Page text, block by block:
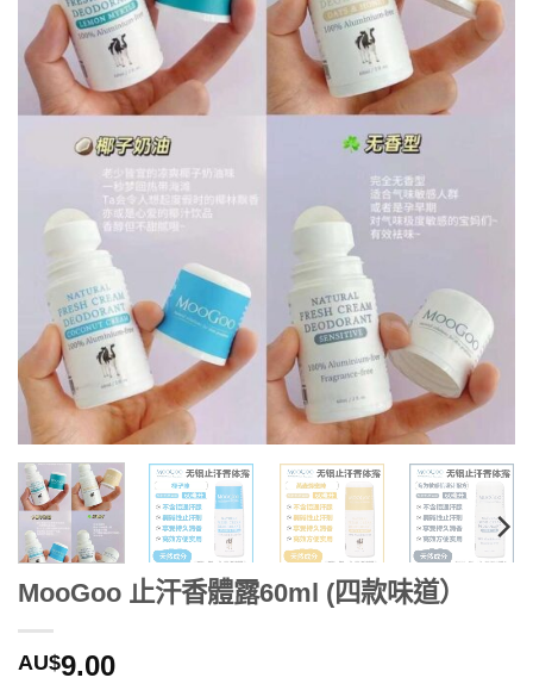
MooGoo 止汗香體露60ml (四款味道）
AU$9.00